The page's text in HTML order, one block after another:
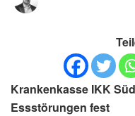
Krankenkasse IKK
Essstörungen fest